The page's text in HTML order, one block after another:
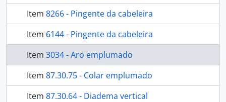
Item 8266 - Pingente da cabeleira
Item 6144 - Pingente da cabeleira
Item 3034 - Aro emplumado
Item 87.30.75 - Colar emplumado
Item 87.30.64 - Diadema vertical